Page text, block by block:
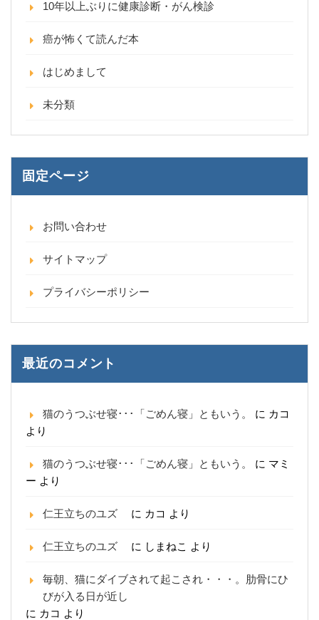
10年以上ぶりに健康診断・がん検診
癌が怖くて読んだ本
はじめまして
未分類
固定ページ
お問い合わせ
サイトマップ
プライバシーポリシー
最近のコメント
猫のうつぶせ寝･･･「ごめん寝」ともいう。 に カコ
より
猫のうつぶせ寝･･･「ごめん寝」ともいう。 に マミ
ー より
仁王立ちのユズ に カコ より
仁王立ちのユズ に しまねこ より
毎朝、猫にダイブされて起こされ・・・。肋骨にひ
びが入る日が近し
に カコ より